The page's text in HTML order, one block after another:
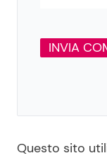
Questo sito